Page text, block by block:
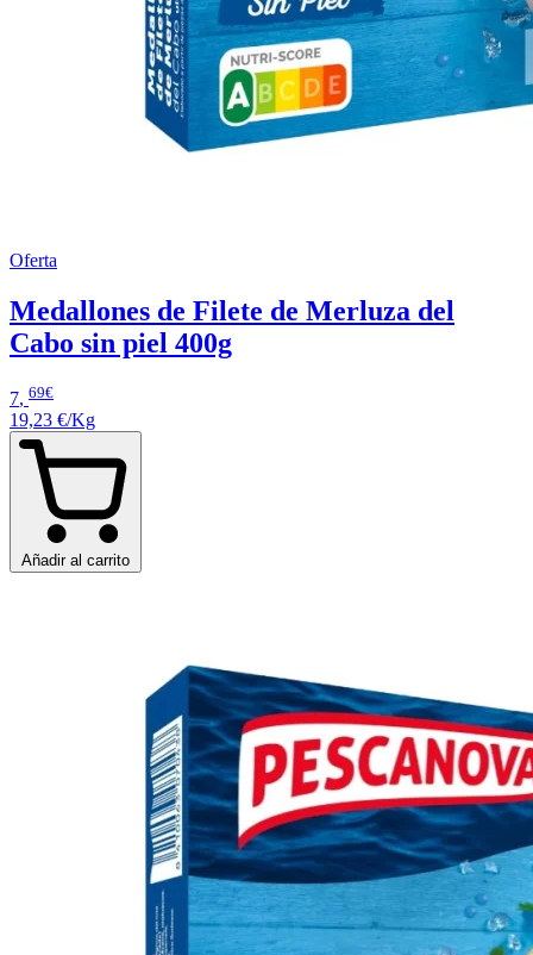
Oferta
Medallones de Filete de Merluza del
Cabo sin piel 400g
7, 69€
19,23 €/Kg
Añadir al carrito